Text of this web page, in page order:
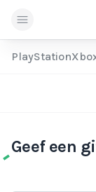
PlayStation
Geef een